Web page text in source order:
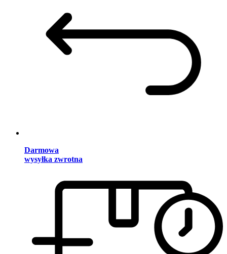
Darmowa
wysyłka zwrotna